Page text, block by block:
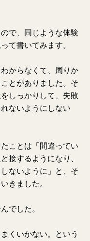
で、同じような体験
て書いてみます。
からなくて、周りか
とがありました。そ
しっかりして、失敗
ないようにしない
ことは「間違ってい
接するようになり、
ないように」と、そ
きました。
でした。
くいかない。という